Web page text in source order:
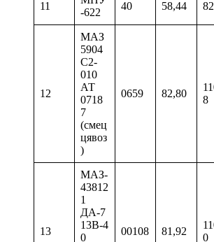
11
-622
40 58,44
12
МАЗ
5904
С2-
010
АТ
0718
7
(смец
цявоз
)
0659 82,80
8
13
МАЗ-
43812
1
ДА-7
13В-4
0
00108 81,92
0